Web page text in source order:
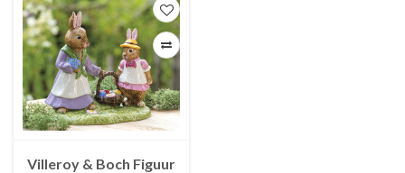
Villeroy & Boch Figuur